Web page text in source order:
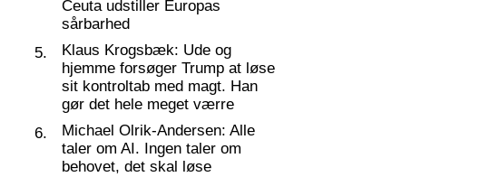
Ceuta udstiller Europas
sårbarhed
5.
Klaus Krogsbæk: Ude og
hjemme forsøger Trump at løse
sit kontroltab med magt. Han
gør det hele meget værre
6.
Michael Olrik-Andersen: Alle
taler om AI. Ingen taler om
behovet, det skal løse